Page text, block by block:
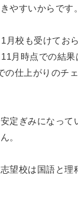
やすいからです。
月校も受けてお
月時点での結
仕上がりのチ
定ぎみになっ
。
望校は国語と